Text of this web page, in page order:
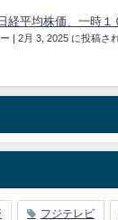
経平均株価、一時
| 2月 3, 2025 に投稿さ
フジテレビ